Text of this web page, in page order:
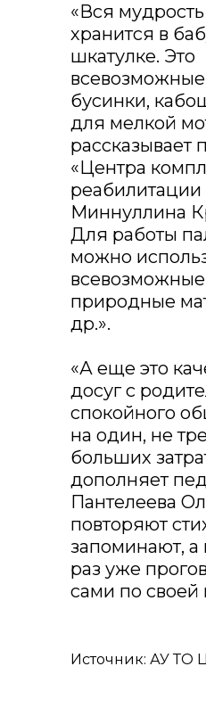
«Вся
хранится в
шкатулке. Это
бусинки,
для мелкой
рассказывает
«Центра
Миннуллина
Для работы
можно
природные
др.».
«А еще это
досуг с
спокойного
на один, не
больших
дополняет
Пантелеева
повторяют
запоминают,
раз уже
сами по своей
Источник: АУ ТО